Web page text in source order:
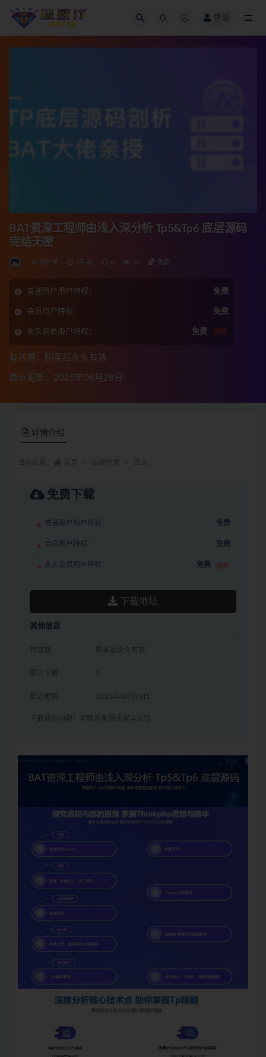
登录
BAT资深工程师由浅入深分析 Tp5&Tp6 底层源码
完结无密
后端开发 3年前 0 30 免费
普通用户用户特权： 免费
会员用户特权： 免费
永久会员用户特权： 免费 推荐
有效期：购买后永久有效
最近更新：2025年08月28日
详情介绍
免费下载
普通用户用户特权： 免费
会员用户特权： 免费
永久会员用户特权： 免费 推荐
下载地址
其他信息
有效期 购买后永久有效
累计下载 7
最近更新 2025年08月28日
下载遇到问题？可联系客服或留言反馈